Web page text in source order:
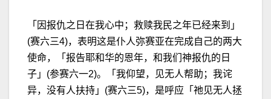
「因报仇之日在我心中；救赎我民之年已经来到」
(赛六三4)，表明这是仆人弥赛亚在完成自己的两大
使命，「报告耶和华的恩年，和我们神报仇的日
子」(参赛六一2)。「我仰望，见无人帮助；我诧
异，没有人扶持」(赛六三5)，是呼应「祂见无人拯